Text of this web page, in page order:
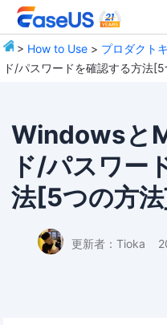
> How to Use > プロダクト
ド/パスワードを確認する方法
Windowsと
ド/パスワー
法[5つの方
更新者： Tioka